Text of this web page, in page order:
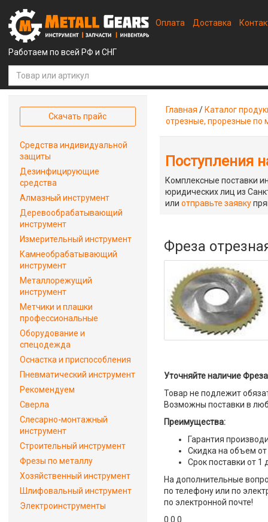
Работаем по всей РФ и СНГ
Оплата Доставка
Главная / Каталог
отрезные, прорезные по
Поступления
Комплексные поставки
юридических лиц из
илиотправьте заявку
Фреза
Уточняйте наличие
Товар не подлежит
Возможны поставки в
Преимущества:
Гарантия
Скидка на объем от
Срок поставки от 1
На дополнительные
по телефону или по
по электронной почте!
0 0 0
Скачать прайс
Средства индивидуальной
защиты
Дезинфицирующие
средства
Алмазный инструмент
Деревообрабатывающий
инструмент
Измерительный инструмент
Камнеобрабатывающий
инструмент
Металлорежущий
инструмент
Метчики и плашки
профессиональные
Оборудование и
спецодежда
Оснастка и приспособления
Пневматический инструмент
Рекомендуем
Сверла
Слесарно-монтажный
инструмент
Строительный инструмент
Фрезы по металлу
Хозяйственный инструмент
Шлифовальный инструмент
Электроинструменты